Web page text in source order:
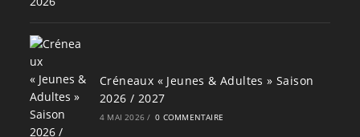
Créneaux « Jeunes & Adultes » Saison
2026 / 2027
4 MAI 2026 / 0 COMMENTAIRE